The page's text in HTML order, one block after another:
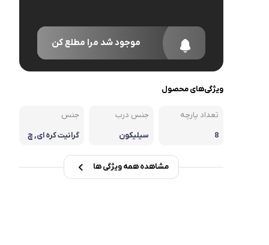
موجود شد مرا مطلع کن
ویژگی‌های محصول
تعداد پارچه
8
جنس درب
سیلیکون
جنس
گرانیت کره ای, چ
مشاهده همه ویژگی ها